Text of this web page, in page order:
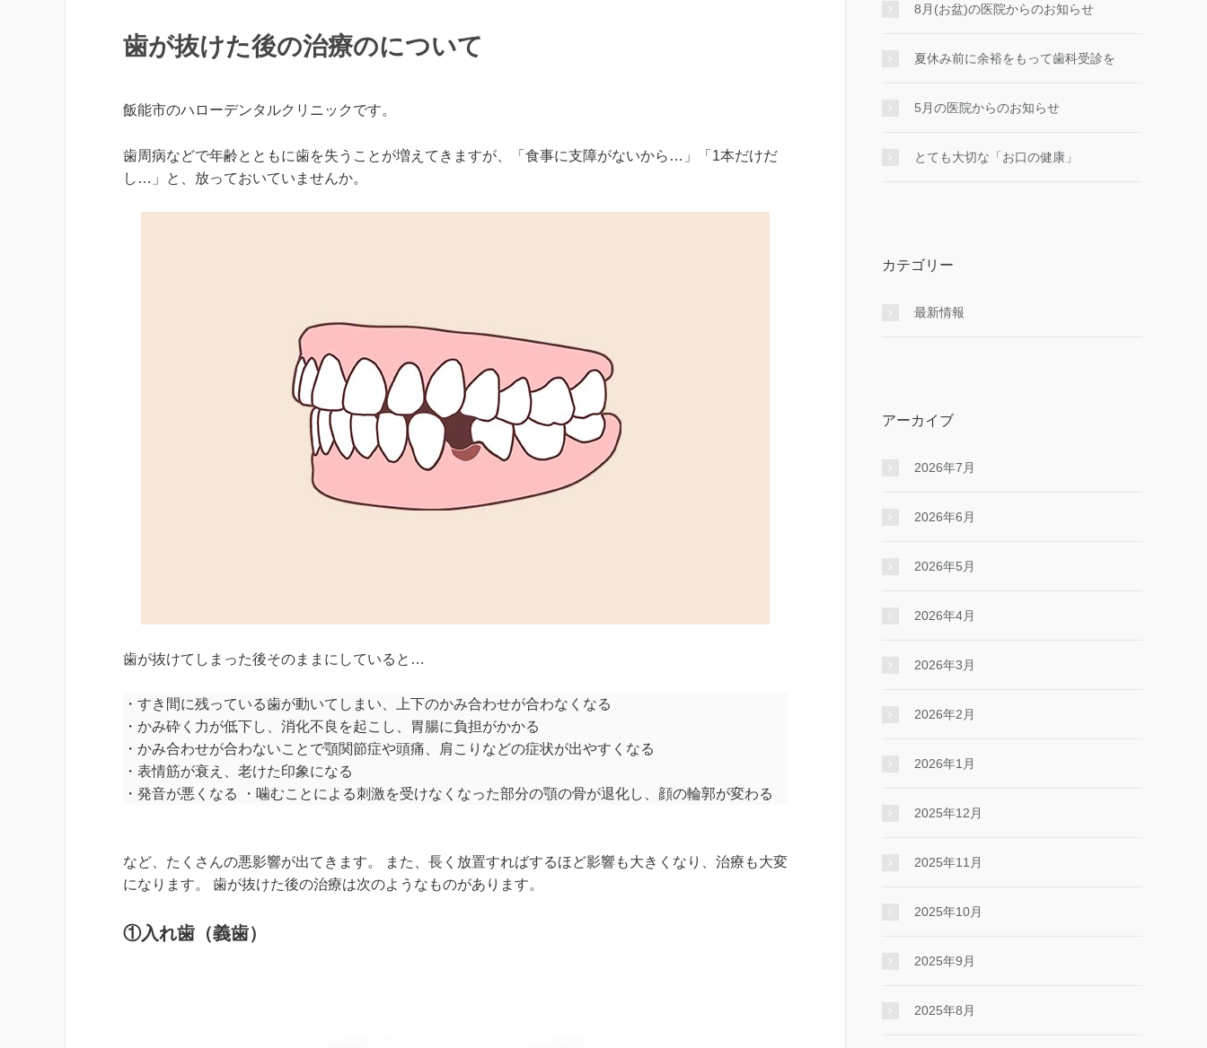
歯が抜けた後の治療のについて
飯能市のハローデンタルクリニックです。
歯周病などで年齢とともに歯を失うことが増えてきますが、「食事に支障がないから…」「1本だけだ
し…」と、放っておいていませんか。
歯が抜けてしまった後そのままにしていると…
・すき間に残っている歯が動いてしまい、上下のかみ合わせが合わなくなる
・かみ砕く力が低下し、消化不良を起こし、胃腸に負担がかかる
・かみ合わせが合わないことで顎関節症や頭痛、肩こりなどの症状が出やすくなる
・表情筋が衰え、老けた印象になる
・発音が悪くなる ・噛むことによる刺激を受けなくなった部分の顎の骨が退化し、顔の輪郭が変わる
など、たくさんの悪影響が出てきます。 また、長く放置すればするほど影響も大きくなり、治療も大変
になります。 歯が抜けた後の治療は次のようなものがあります。
①入れ歯（義歯）
8月(お盆)の医院からのお知らせ
夏休み前に余裕をもって歯科受診を
5月の医院からのお知らせ
とても大切な「お口の健康」
カテゴリー
最新情報
アーカイブ
2026年7月
2026年6月
2026年5月
2026年4月
2026年3月
2026年2月
2026年1月
2025年12月
2025年11月
2025年10月
2025年9月
2025年8月